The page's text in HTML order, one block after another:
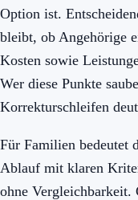
Option ist.
bleibt, ob Angehörige
Kosten sowie
Wer diese Punkte
Korrekturschleifen
Für Familien bedeutet
Ablauf mit klaren
ohne Vergleichbarkeit.